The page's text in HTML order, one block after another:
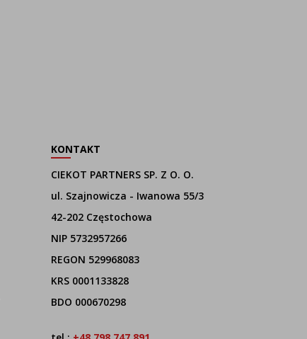
KONTAKT
CIEKOT PARTNERS SP. Z O. O.
ul. Szajnowicza - Iwanowa 55/3
42-202 Częstochowa
NIP 5732957266
REGON 529968083
KRS 0001133828
BDO 000670298